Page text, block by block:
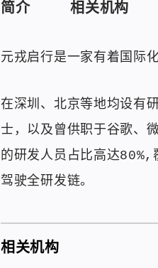
简介 相关机构
元戎启行是一家有着国际
在深圳、北京等地均设有
士，以及曾供职于谷歌
的研发人员占比高达80%,
驾驶全研发链。
相关机构